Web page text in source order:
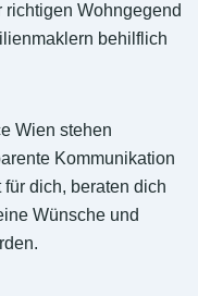
Wohngegend
behilflich
Wien stehen
Kommunikation
dich, beraten dich
Wünsche und